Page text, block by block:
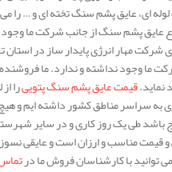
ای، عایق پشم سنگ تخته ای و … را
عایق پشم سنگ از جانب شرکت ما وجود
شرکت مهار انرژی پایدار ساز در
ما وجود نداشته و ندارد. ما
نماید.قیمت عایق پشم سنگ پتوییرا
به سراسر مناطق کشور داشته ایم و
باشد طی یک روز کاری و در سایر
و قیمت مناسب و ارزان است و عایقی
توانید با کارشناسان فروش ما در